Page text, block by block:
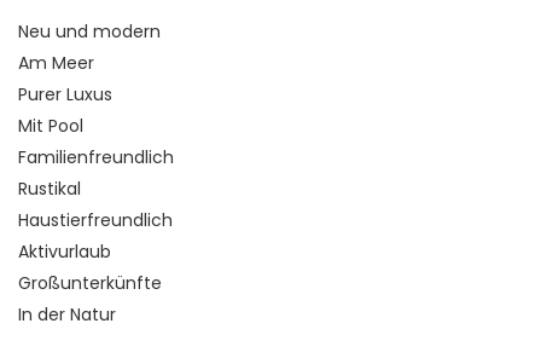
Neu und modern
Am Meer
Purer Luxus
Mit Pool
Familienfreundlich
Rustikal
Haustierfreundlich
Aktivurlaub
Großunterkünfte
In der Natur